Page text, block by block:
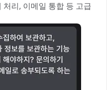
리, 이메일 통합 등 고급